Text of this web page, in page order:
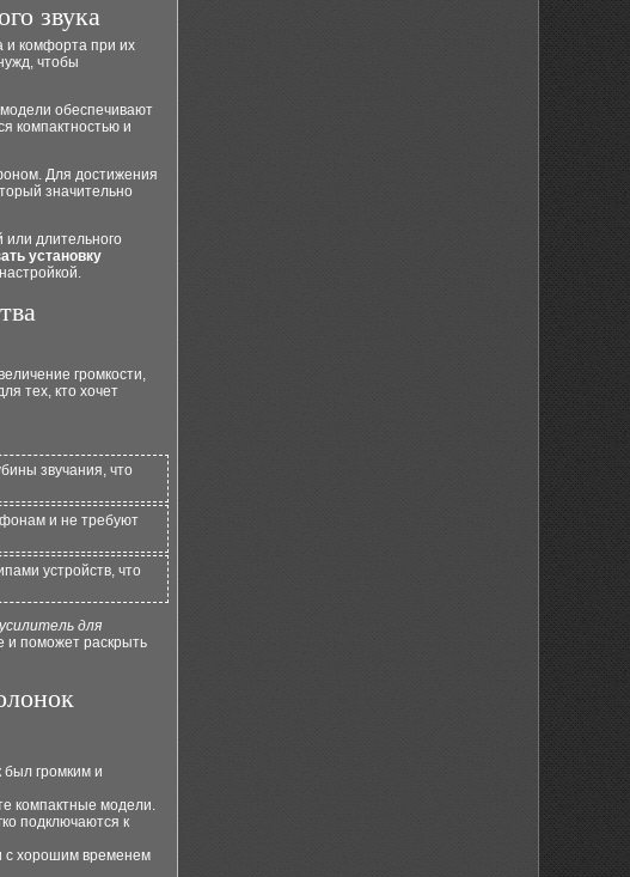
звука
и комфорта при их
чтобы
обеспечивают
компактностью и
Для достижения
значительно
длительного
установку
громкости,
тех, кто хочет
звучания, что
и не требуют
устройств, что
для
и поможет раскрыть
был громким и
компактные модели.
подключаются к
с хорошим временем